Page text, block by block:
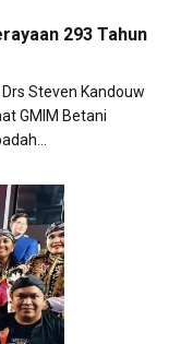
293 Tahun
Steven Kandouw
GMIM Betani